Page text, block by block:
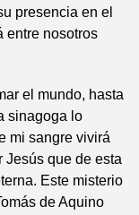
presencia en el
entre nosotros
el mundo, hasta
sinagoga lo
mi sangre vivirá
Jesús que de esta
Este misterio
de Aquino